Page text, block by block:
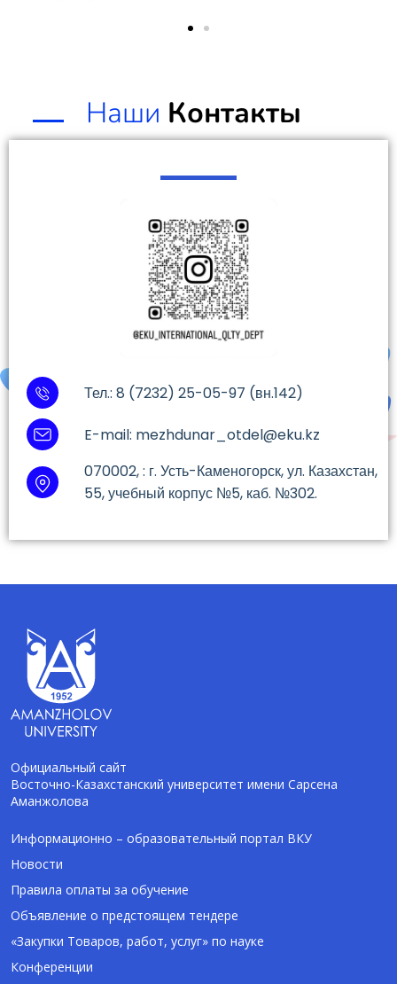
Наши Контакты
Тел.: 8 (7232) 25-05-97 (вн.142)
E-mail: mezhdunar_otdel@eku.kz
070002, : г. Усть-Каменогорск, ул. Казахстан,
55, учебный корпус №5, каб. №302.
Официальный сайт
Восточно-Казахстанский университет имени Сарсена
Аманжолова
Информационно – образовательный портал ВКУ
Новости
Правила оплаты за обучение
Объявление о предстоящем тендере
«Закупки Товаров, работ, услуг» по науке
Конференции
Помощник Amanzholov University
Здравствуйте! Я AI-Talapker — помощник
ВКУ им. Сарсена Аманжолова (ВКУ). Отвечу
на вопросы о поступлении в бакалавриат,